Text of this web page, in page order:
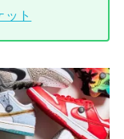
ト